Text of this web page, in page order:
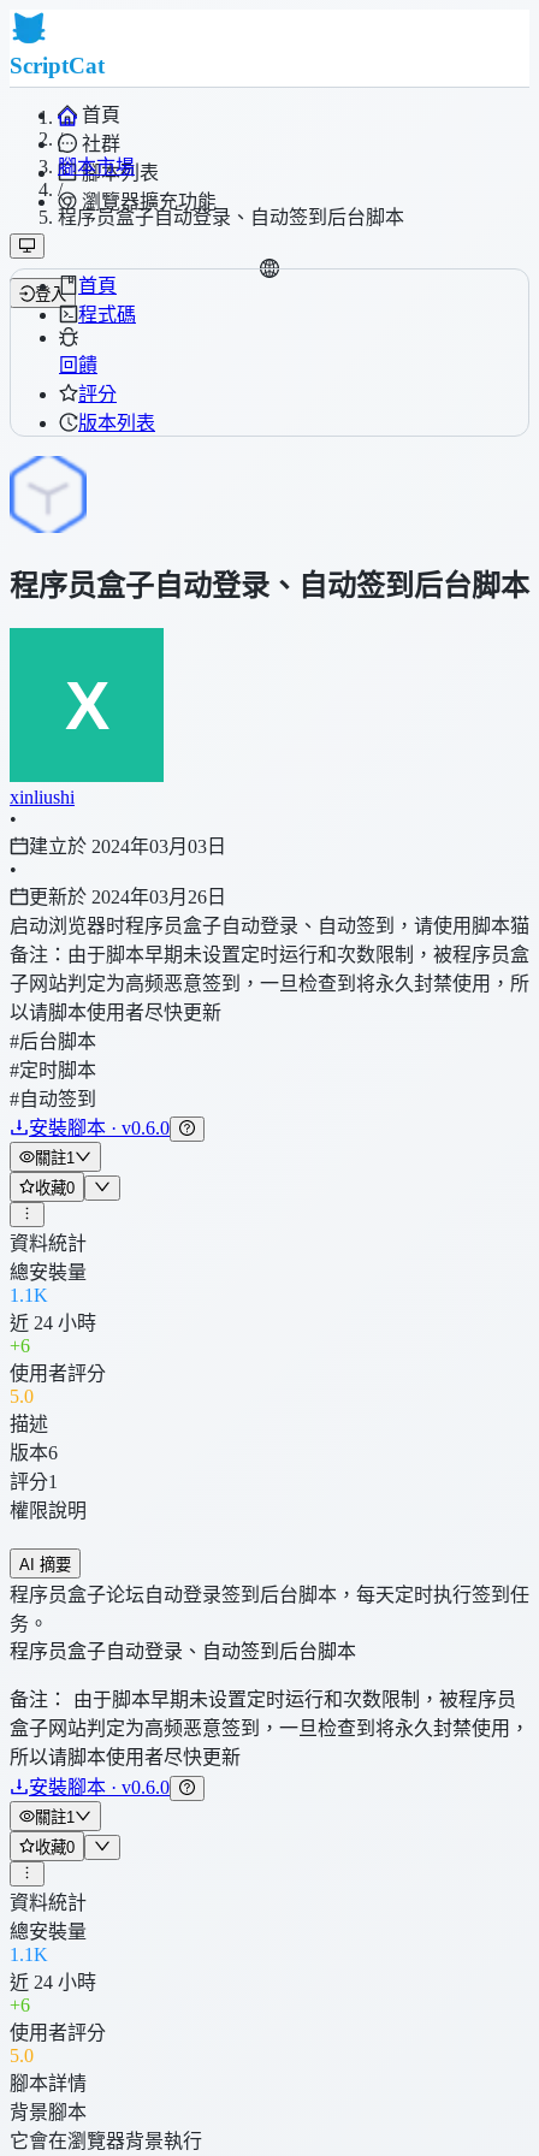
ScriptCat
首頁
社群
腳本列表
瀏覽器擴充功能
登入
/
腳本市場
/
程序员盒子自动登录、自动签到后台脚本
首頁
程式碼
回饋
評分
版本列表
程序员盒子自动登录、自动签到后台脚本
xinliushi
•
建立於 2024年03月03日
•
更新於 2024年03月26日
启动浏览器时程序员盒子自动登录、自动签到，请使用脚本猫
备注：由于脚本早期未设置定时运行和次数限制，被程序员盒
子网站判定为高频恶意签到，一旦检查到将永久封禁使用，所
以请脚本使用者尽快更新
#后台脚本
#定时脚本
#自动签到
安裝腳本 · v0.6.0
關註1
收藏0
資料統計
總安裝量
1.1K
近 24 小時
+6
使用者評分
5.0
描述
版本6
評分1
權限說明
AI 摘要
程序员盒子论坛自动登录签到后台脚本，每天定时执行签到任
务。
程序员盒子自动登录、自动签到后台脚本
备注： 由于脚本早期未设置定时运行和次数限制，被程序员
盒子网站判定为高频恶意签到，一旦检查到将永久封禁使用，
所以请脚本使用者尽快更新
安裝腳本 · v0.6.0
關註1
收藏0
資料統計
總安裝量
1.1K
近 24 小時
+6
使用者評分
5.0
腳本詳情
背景腳本
它會在瀏覽器背景執行